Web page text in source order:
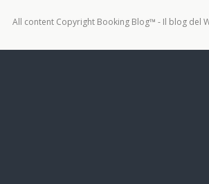
All content Copyright Booking Blog™ - Il blog del